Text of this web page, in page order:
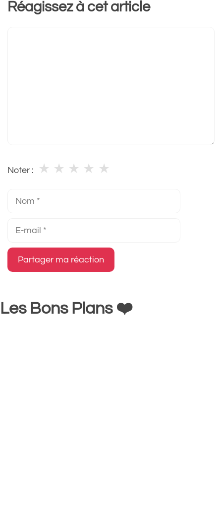
Réagissez à cet article
Noter : ★
★
★
★
★
Les Bons Plans ❤️